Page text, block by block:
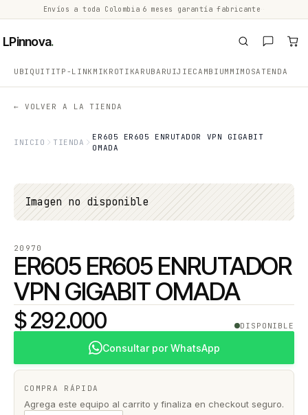
Envíos a toda Colombia 6 meses garantía fabricante
LPinnova.
UBIQUITITP-LINK MIKROTIKARUBA RUIJIECAMBIUM MIMOSATENDA
← VOLVER A LA TIENDA
INICIO TIENDA
ER605 ER605 ENRUTADOR VPN GIGABIT
OMADA
Imagen no disponible
20970
ER605 ER605 ENRUTADOR
VPN GIGABIT OMADA
$ 292.000 DISPONIBLE
Consultar por WhatsApp
COMPRA RÁPIDA
Agrega este equipo al carrito y finaliza en checkout seguro.